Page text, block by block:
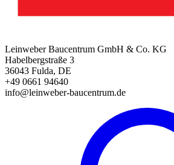
Leinweber Baucentrum GmbH & Co. KG
Habelbergstraße 3
36043 Fulda, DE
+49 0661 94640
info@leinweber-baucentrum.de